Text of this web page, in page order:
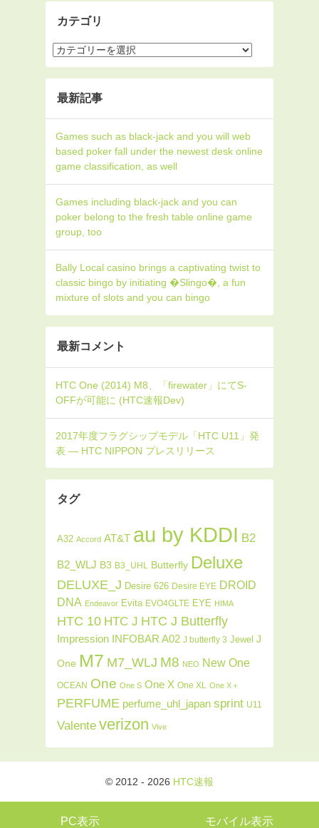
カテゴリ
最新記事
Games such as black-jack and you will web
based poker fall under the newest desk online
game classification, as well
Games including black-jack and you can
poker belong to the fresh table online game
group, too
Bally Local casino brings a captivating twist to
classic bingo by initiating �Slingo�, a fun
mixture of slots and you can bingo
最新コメント
タグ
A32 Accord AT&T au by KDDI B2
B2_WLJ B3 B3_UHL Butterfly Deluxe
DELUXE_J Desire 626 Desire EYE DROID
DNA Endeavor Evita EVO4GLTE EYE HIMA
HTC 10 HTC J HTC J Butterfly
Impression INFOBAR A02 J butterfly 3 Jewel J
One M7 M7_WLJ M8 NEO New One
OCEAN One One S One X One XL One X＋
PERFUME perfume_uhl_japan sprint U11
Valente verizon Vive
© 2012 - 2026 HTC速報
PC表示 モバイル表示